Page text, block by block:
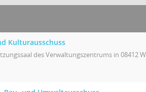
Kulturausschuss
des Verwaltungszentrums in 08412